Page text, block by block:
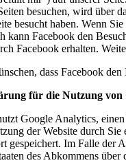
besuchen, wird über
besucht haben. Wenn
kann Facebook den
Facebook erhalten.
dass Facebook
für die Nutzung von
Google Analytics,
der Website durch
gespeichert. Im Falle der
des Abkommens